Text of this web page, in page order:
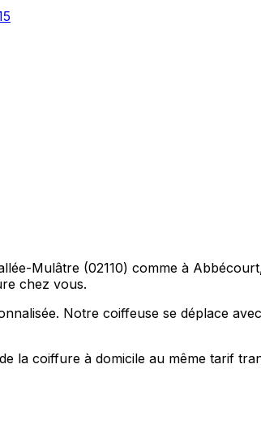
Mulâtre (02110) comme à
chez vous.
Notre coiffeuse se déplace
la coiffure à domicile au même tarif